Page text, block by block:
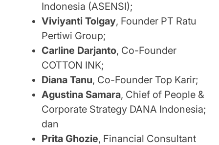
Indonesia (ASENSI);
Viviyanti Tolgay, Founder PT Ratu
Pertiwi Group;
Carline Darjanto, Co-Founder
COTTON INK;
Diana Tanu, Co-Founder Top Karir;
Agustina Samara, Chief of People &
Corporate Strategy DANA Indonesia;
dan
Prita Ghozie, Financial Consultant